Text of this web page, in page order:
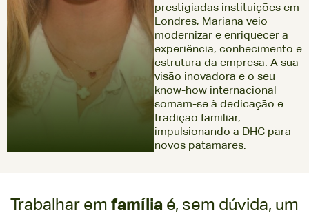
prestigiadas instituições em
Londres, Mariana veio
modernizar e enriquecer a
experiência, conhecimento e
estrutura da empresa. A sua
visão inovadora e o seu
know-how internacional
somam-se à dedicação e
tradição familiar,
impulsionando a DHC para
novos patamares.
Trabalhar em família é, sem dúvida, um